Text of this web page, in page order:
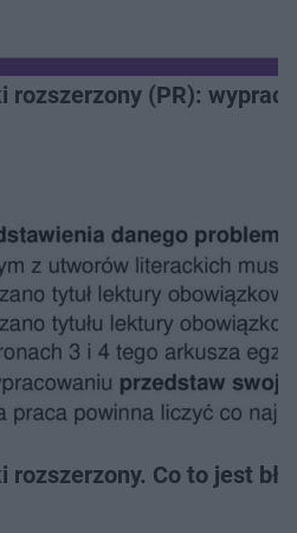
rozszerzony (PR):
rozszerzony. Co to jest